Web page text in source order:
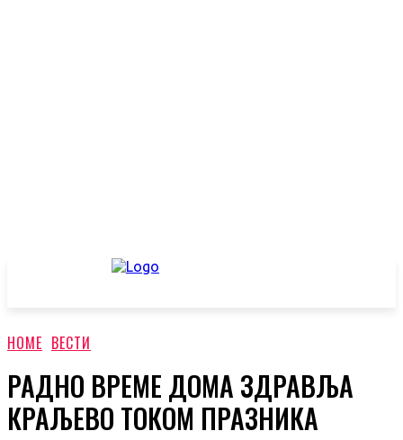
HOME ВЕСТИ
РАДНО ВРЕМЕ ДОМА ЗДРАВЉА
КРАЉЕВО ТОКОМ ПРАЗНИКА